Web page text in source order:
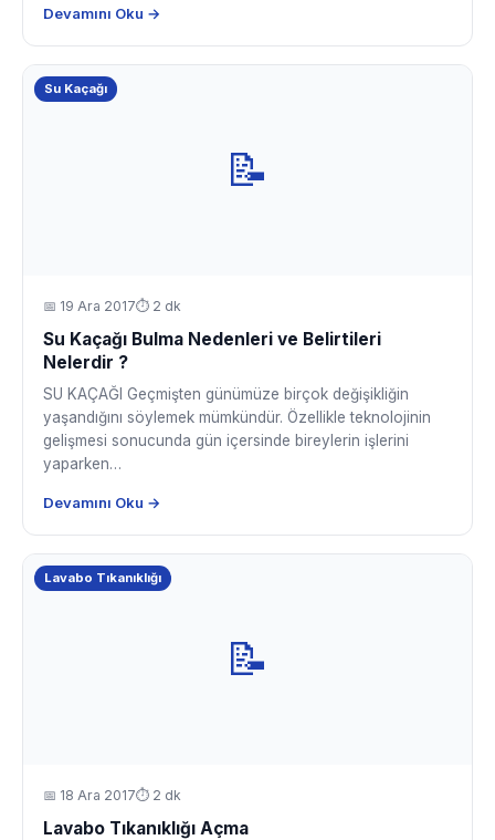
Devamını Oku →
📝
Su Kaçağı
📅 19 Ara 2017⏱ 2 dk
Su Kaçağı Bulma Nedenleri ve Belirtileri
Nelerdir ?
SU KAÇAĞI Geçmişten günümüze birçok değişikliğin
yaşandığını söylemek mümkündür. Özellikle teknolojinin
gelişmesi sonucunda gün içersinde bireylerin işlerini
yaparken…
Devamını Oku →
📝
Lavabo Tıkanıklığı
📅 18 Ara 2017⏱ 2 dk
Lavabo Tıkanıklığı Açma